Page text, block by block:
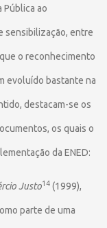
Pública ao
sensibilização, entre
o reconhecimento
evoluído bastante na
destacam-se os
os quais o
da ENED:
Justo14 (1999),
parte de uma